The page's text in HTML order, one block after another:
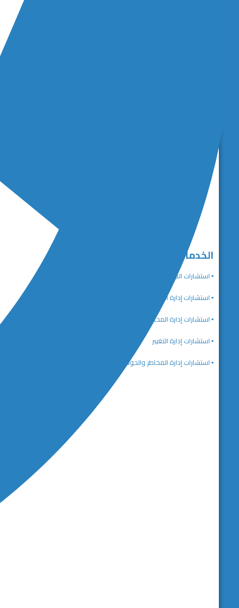
الخدمات الاستشارية
▪️ استشارات الجودة والتميز المؤسسي
▪️ استشارات إدارة الاستراتيجية
▪️ استشارات إدارة المحافظ والبرامج والمشاريع
▪️ استشارات إدارة التغيير
▪️ استشارات إدارة المخاطر والحوكمة المؤسسية